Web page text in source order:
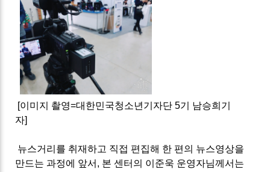
[이미지 촬영=대한민국청소년기자단 5기 남승희기
자]
뉴스거리를 취재하고 직접 편집해 한 편의 뉴스영상을
만드는 과정에 앞서, 본 센터의 이준욱 운영자님께서는